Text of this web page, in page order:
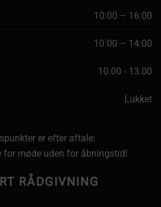
10:00 – 16:00
10:00 – 14:00
10.00 - 13.00
Lukket
er efter aftale:
for møde uden for åbningstid!
RÅDGIVNING